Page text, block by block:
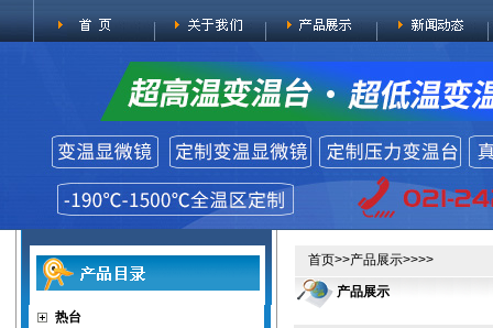
热台
首页>>产品展示>>>>
产品展示